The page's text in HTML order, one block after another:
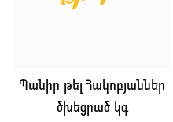
Պանիր թել Հակոբյաններ
ծխեցրած կգ